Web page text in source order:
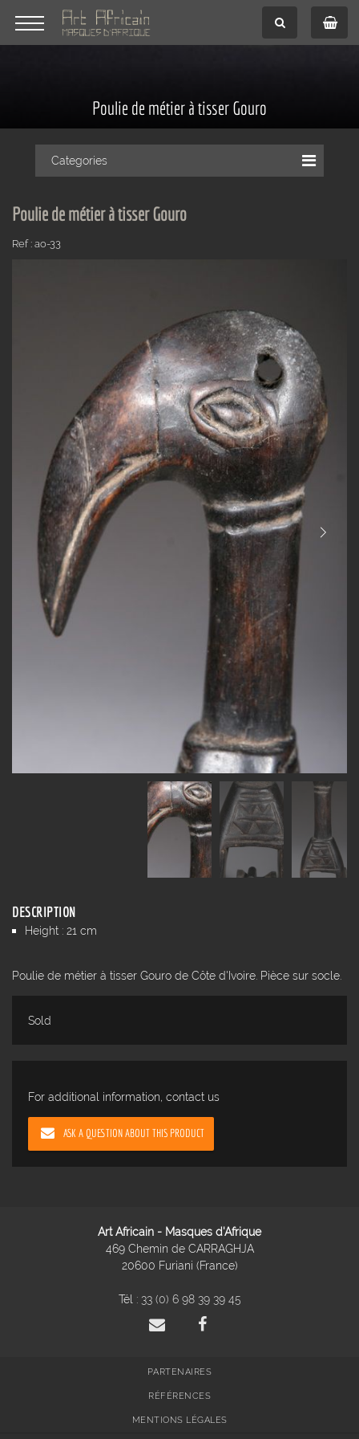
Poulie de métier à tisser Gouro
Categories
Poulie de métier à tisser Gouro
Ref : ao-33
DESCRIPTION
Height : 21 cm
Poulie de métier à tisser Gouro de Côte d'Ivoire. Pièce sur socle.
Sold
For additional information, contact us
ASK A QUESTION ABOUT THIS PRODUCT
Art Africain - Masques d'Afrique
469 Chemin de CARRAGHJA
20600 Furiani (France)
Tél : 33 (0) 6 98 39 39 45
PARTENAIRES
RÉFÉRENCES
MENTIONS LÉGALES